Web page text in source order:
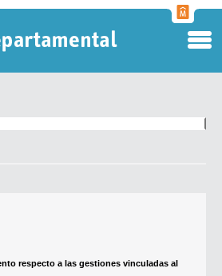
respecto a las gestiones vinculadas al